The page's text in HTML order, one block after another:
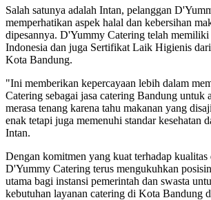
Salah satunya adalah Intan, pelanggan
memperhatikan aspek halal dan kebersihan
dipesannya. D'Yummy Catering telah
Indonesia dan juga Sertifikat Laik Higienis
Kota Bandung.
"Ini memberikan kepercayaan lebih dalam
Catering sebagai jasa catering Bandung untuk
merasa tenang karena tahu makanan yang
enak tetapi juga memenuhi standar kesehatan
Intan.
Dengan komitmen yang kuat terhadap kualitas
D'Yummy Catering terus mengukuhkan
utama bagi instansi pemerintah dan swasta
kebutuhan layanan catering di Kota Bandung